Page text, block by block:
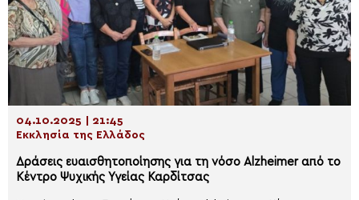
04.10.2025 | 21:45
Εκκλησία της Ελλάδος
Δράσεις ευαισθητοποίησης για τη νόσο Alzheimer από το
Κέντρο Ψυχικής Υγείας Καρδίτσας